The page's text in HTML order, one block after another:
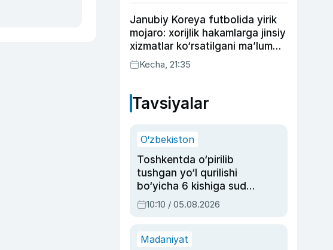
Janubiy Koreya futbolida yirik
mojaro: xorijlik hakamlarga jinsiy
xizmatlar ko‘rsatilgani ma’lum
qilindi
Kecha, 21:35
Tavsiyalar
O‘zbekiston
Toshkentda o‘pirilib
tushgan yo‘l qurilishi
bo‘yicha 6 kishiga sud
hukmi o‘qildi
10:10 / 05.08.2026
Madaniyat